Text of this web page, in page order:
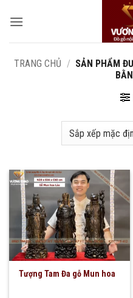
qua
TRANG CHỦ / SẢN PHẨM
Tượng Tam Đa gỗ Mun hoa